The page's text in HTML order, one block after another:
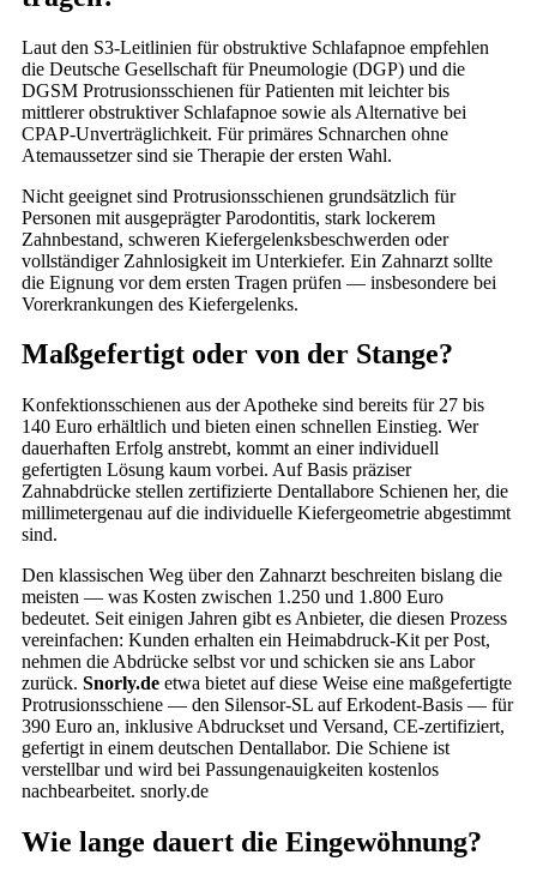
Laut den S3-Leitlinien für obstruktive Schlafapnoe empfehlen
die Deutsche Gesellschaft für Pneumologie (DGP) und die
DGSM Protrusionsschienen für Patienten mit leichter bis
mittlerer obstruktiver Schlafapnoe sowie als Alternative bei
CPAP-Unverträglichkeit. Für primäres Schnarchen ohne
Atemaussetzer sind sie Therapie der ersten Wahl.
Nicht geeignet sind Protrusionsschienen grundsätzlich für
Personen mit ausgeprägter Parodontitis, stark lockerem
Zahnbestand, schweren Kiefergelenksbeschwerden oder
vollständiger Zahnlosigkeit im Unterkiefer. Ein Zahnarzt sollte
die Eignung vor dem ersten Tragen prüfen — insbesondere bei
Vorerkrankungen des Kiefergelenks.
Maßgefertigt oder von der Stange?
Konfektionsschienen aus der Apotheke sind bereits für 27 bis
140 Euro erhältlich und bieten einen schnellen Einstieg. Wer
dauerhaften Erfolg anstrebt, kommt an einer individuell
gefertigten Lösung kaum vorbei. Auf Basis präziser
Zahnabdrücke stellen zertifizierte Dentallabore Schienen her, die
millimetergenau auf die individuelle Kiefergeometrie abgestimmt
sind.
Den klassischen Weg über den Zahnarzt beschreiten bislang die
meisten — was Kosten zwischen 1.250 und 1.800 Euro
bedeutet. Seit einigen Jahren gibt es Anbieter, die diesen Prozess
vereinfachen: Kunden erhalten ein Heimabdruck-Kit per Post,
nehmen die Abdrücke selbst vor und schicken sie ans Labor
zurück. Snorly.de etwa bietet auf diese Weise eine maßgefertigte
Protrusionsschiene — den Silensor-SL auf Erkodent-Basis — für
390 Euro an, inklusive Abdruckset und Versand, CE-zertifiziert,
gefertigt in einem deutschen Dentallabor. Die Schiene ist
verstellbar und wird bei Passungenauigkeiten kostenlos
nachbearbeitet. snorly.de
Wie lange dauert die Eingewöhnung?